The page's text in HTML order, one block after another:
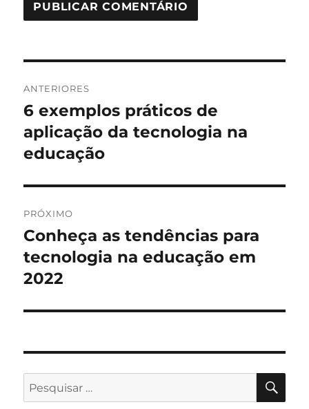
de
Post
ANTERIORES
Post
anterior:
6 exemplos práticos de
aplicação da tecnologia na
educação
PRÓXIMO
Próximo
post:
Conheça as tendências para
tecnologia na educação em
2022
Pesquisar
por: